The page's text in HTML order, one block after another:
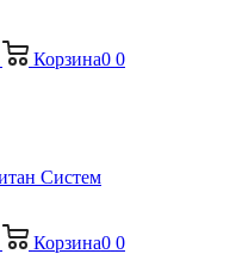
Корзина0 0
Корзина0 0